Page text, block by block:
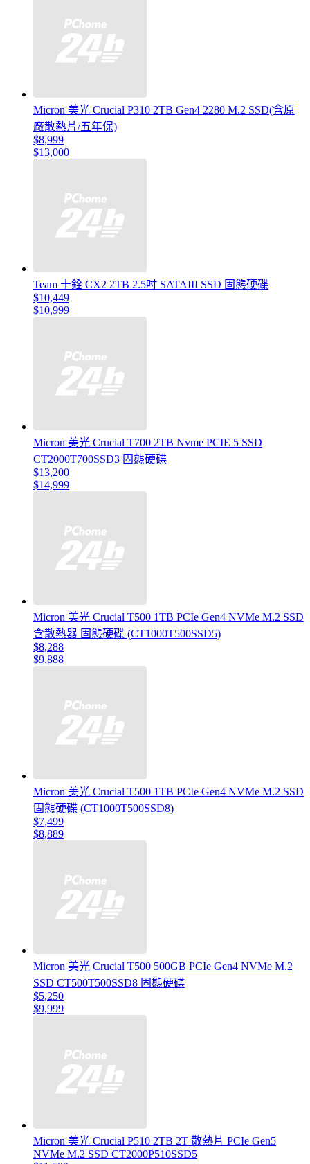
Micron 美光 Crucial P310 2TB Gen4 2280 M.2 SSD(含原
廠散熱片/五年保)
$8,999
$13,000
Team 十銓 CX2 2TB 2.5吋 SATAIII SSD 固態硬碟
$10,449
$10,999
Micron 美光 Crucial T700 2TB Nvme PCIE 5 SSD
CT2000T700SSD3 固態硬碟
$13,200
$14,999
Micron 美光 Crucial T500 1TB PCIe Gen4 NVMe M.2 SSD
含散熱器 固態硬碟 (CT1000T500SSD5)
$8,288
$9,888
Micron 美光 Crucial T500 1TB PCIe Gen4 NVMe M.2 SSD
固態硬碟 (CT1000T500SSD8)
$7,499
$8,889
Micron 美光 Crucial T500 500GB PCIe Gen4 NVMe M.2
SSD CT500T500SSD8 固態硬碟
$5,250
$9,999
Micron 美光 Crucial P510 2TB 2T 散熱片 PCIe Gen5
NVMe M.2 SSD CT2000P510SSD5